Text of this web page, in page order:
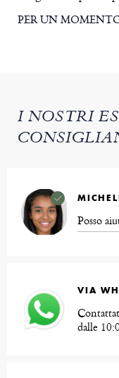
PER UN
I NOSTRI
Posso
VIA
dalle